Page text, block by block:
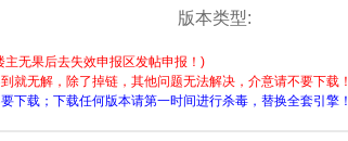
版本类型:
主无果后去失效申报区发帖申报！)
就无解，除了掉链，其他问题无法解决，介意请不要下载！
下载；下载任何版本请第一时间进行杀毒，替换全套引擎！